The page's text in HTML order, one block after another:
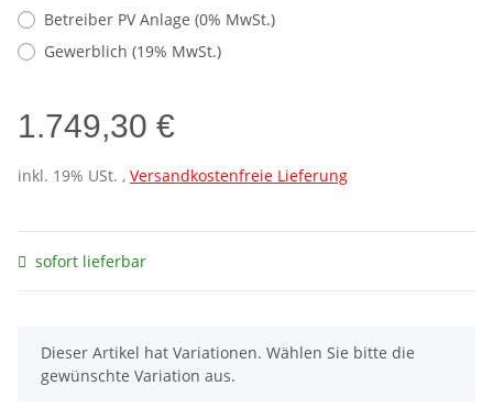
Betreiber PV Anlage (0% MwSt.)
Gewerblich (19% MwSt.)
1.749,30 €
inkl. 19% USt. , Versandkostenfreie Lieferung
sofort lieferbar
x
Dieser Artikel hat Variationen. Wählen Sie bitte die
gewünschte Variation aus.